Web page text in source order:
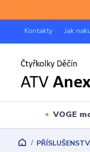
Kontakty Jak
VOGE